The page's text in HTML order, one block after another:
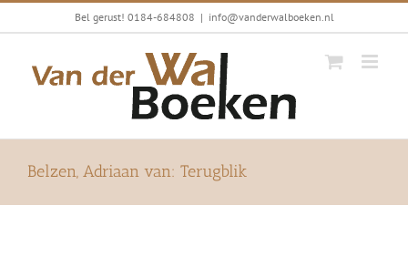
Ga
Bel gerust! 0184-684808 | info@vanderwalboeken.nl
Belzen, Adriaan van: Terugblik